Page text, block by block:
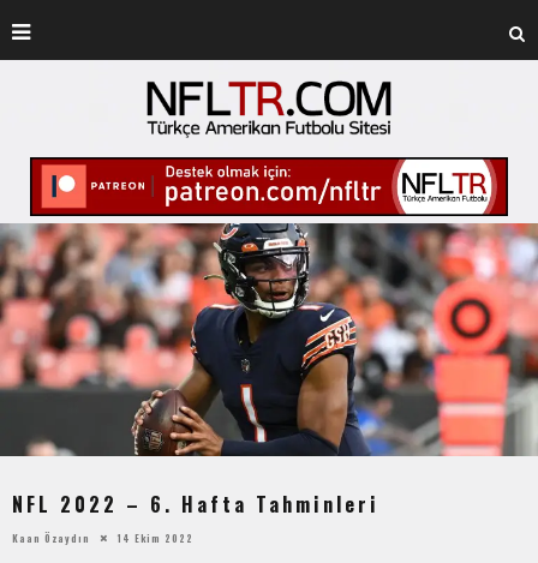
NFL 2022 – 6. Hafta Tahminleri
Kaan Özaydın 14 Ekim 2022